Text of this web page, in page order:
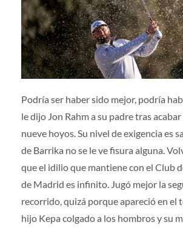
Prensa | Voluntarios | Colaboradores
ES
Podría ser haber sido mejor, podría
le dijo Jon Rahm a su padre tras
nueve hoyos. Su nivel de exigencia es
de Barrika no se le ve fisura alguna.
que el idilio que mantiene con el Club
de Madrid es infinito. Jugó mejor la
recorrido, quizá porque apareció en el
hijo Kepa colgado a los hombros y su